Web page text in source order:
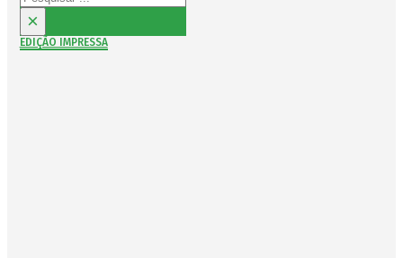
×
EDIÇÃO IMPRESSA